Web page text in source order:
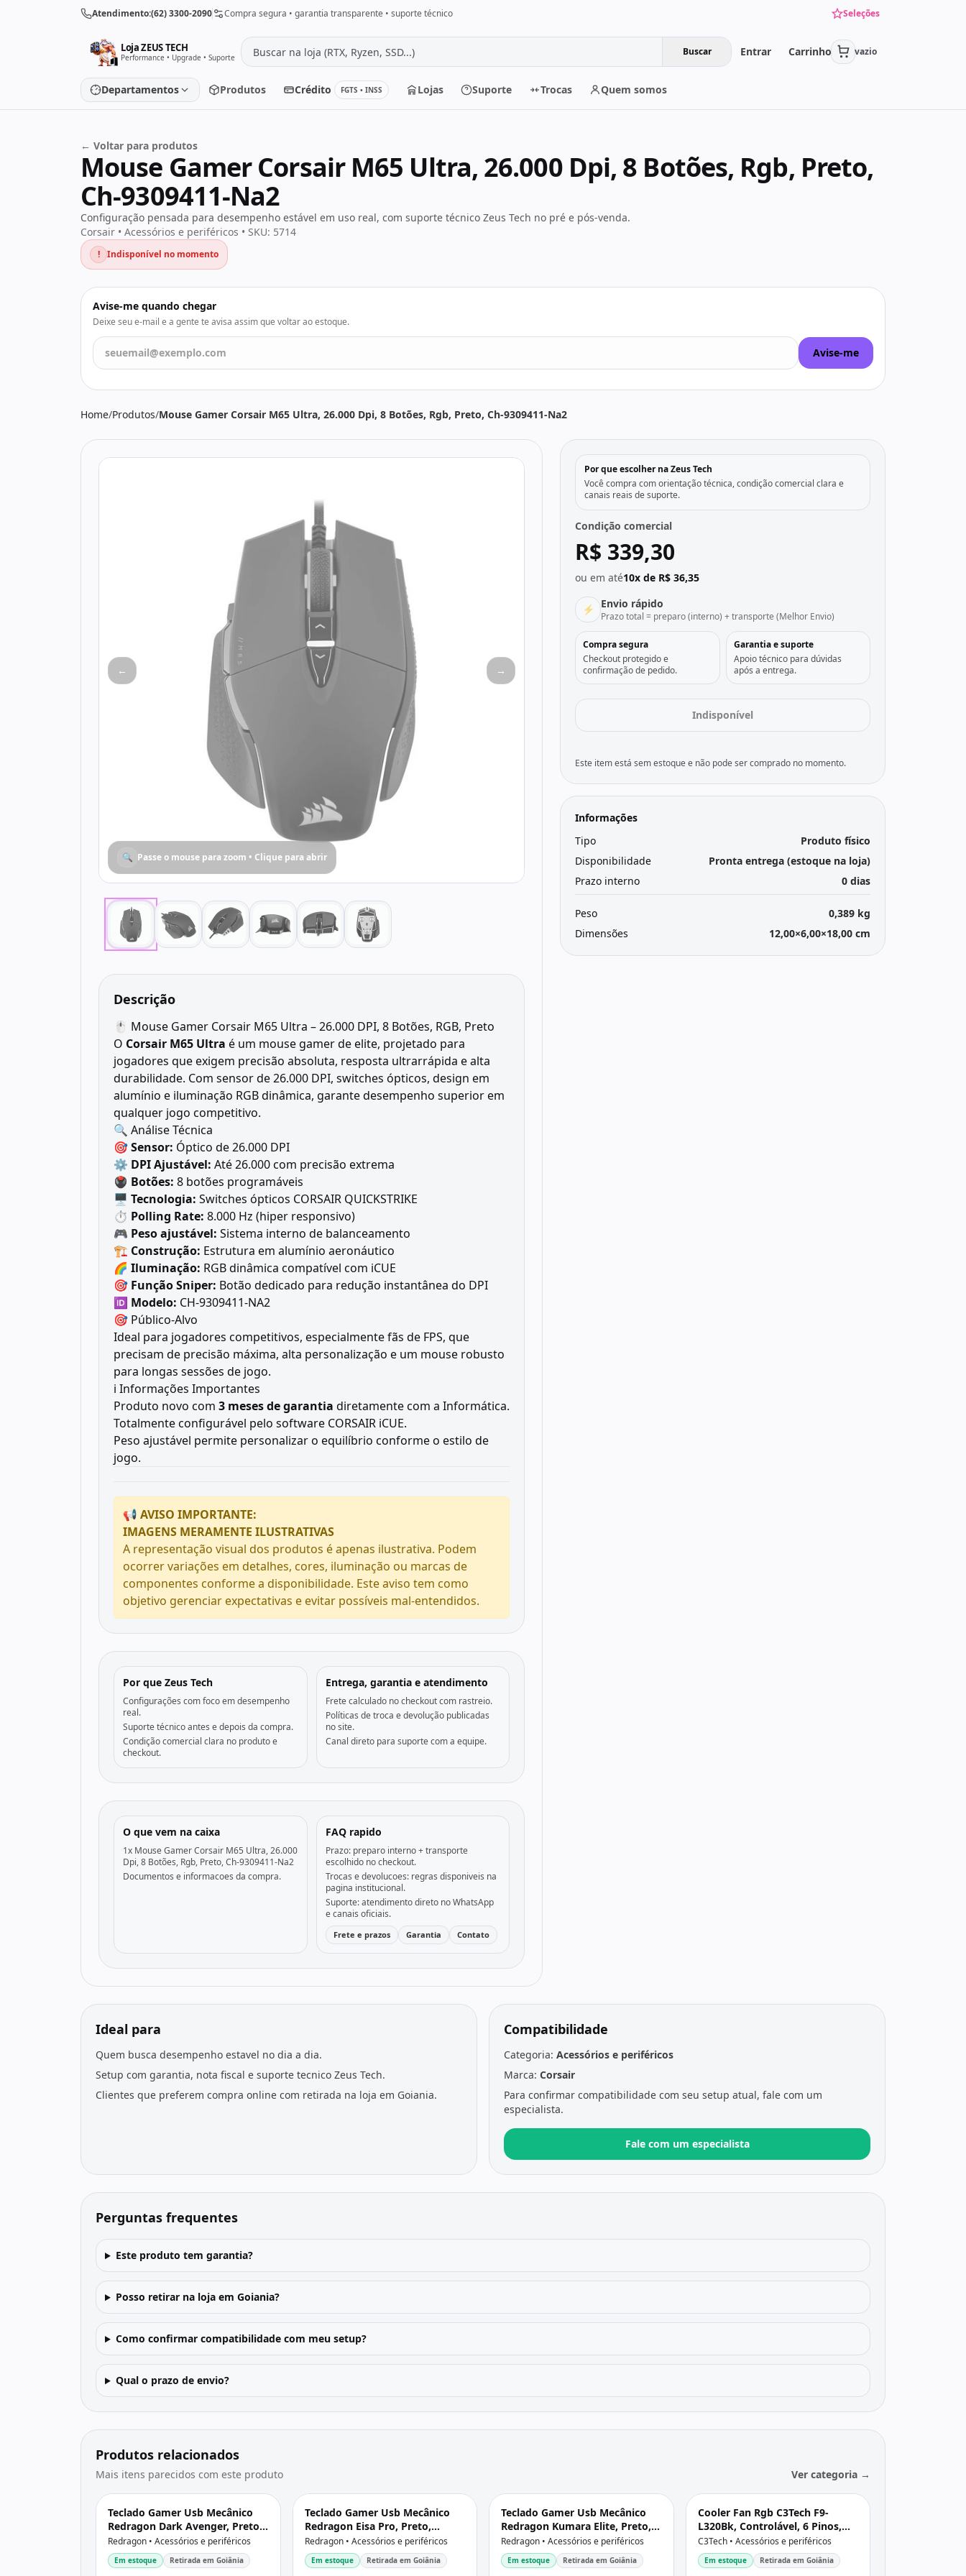
Pular para o conteúdoAtendimento:(62) 3300-2090 Compra segura • garantia transparente • suporte técnico Seleções
Loja ZEUS TECH
Performance • Upgrade • Suporte Buscar Entrar Carrinho vazio
Departamentos
Placa de vídeo
Placa-mãe Memória
SSD/HD Periféricos
PC Gamer
Monitores
Todos os produtos Seleções
Produtos Crédito FGTS • INSS Lojas Suporte Trocas Quem somos
← Voltar para produtos
Mouse Gamer Corsair M65 Ultra, 26.000 Dpi, 8 Botões, Rgb, Preto,
Ch-9309411-Na2
Configuração pensada para desempenho estável em uso real, com suporte técnico Zeus Tech no pré e pós-venda.
Corsair • Acessórios e periféricos • SKU: 5714
! Indisponível no momento
Avise-me quando chegar
Deixe seu e-mail e a gente te avisa assim que voltar ao estoque.
Avise-me
Home/Produtos/Mouse Gamer Corsair M65 Ultra, 26.000 Dpi, 8 Botões, Rgb, Preto, Ch-9309411-Na2
← →
🔍 Passe o mouse para zoom • Clique para abrir
Descrição
🖱️ Mouse Gamer Corsair M65 Ultra – 26.000 DPI, 8 Botões, RGB, Preto
O Corsair M65 Ultra é um mouse gamer de elite, projetado para
jogadores que exigem precisão absoluta, resposta ultrarrápida e alta
durabilidade. Com sensor de 26.000 DPI, switches ópticos, design em
alumínio e iluminação RGB dinâmica, garante desempenho superior em
qualquer jogo competitivo.
🔍 Análise Técnica
🎯Sensor: Óptico de 26.000 DPI
⚙️ DPI Ajustável: Até 26.000 com precisão extrema
🖲️ Botões: 8 botões programáveis
🖥️ Tecnologia: Switches ópticos CORSAIR QUICKSTRIKE
⏱️ Polling Rate: 8.000 Hz (hiper responsivo)
🎮 Peso ajustável: Sistema interno de balanceamento
🏗️ Construção: Estrutura em alumínio aeronáutico
🌈 Iluminação: RGB dinâmica compatível com iCUE
🎯 Função Sniper: Botão dedicado para redução instantânea do DPI
🆔 Modelo: CH-9309411-NA2
🎯 Público-Alvo
Ideal para jogadores competitivos, especialmente fãs de FPS, que
precisam de precisão máxima, alta personalização e um mouse robusto
para longas sessões de jogo.
ℹ️ Informações Importantes
Produto novo com 3 meses de garantia diretamente com a Informática.
Totalmente configurável pelo software CORSAIR iCUE.
Peso ajustável permite personalizar o equilíbrio conforme o estilo de
jogo.
📢 AVISO IMPORTANTE:
IMAGENS MERAMENTE ILUSTRATIVAS
A representação visual dos produtos é apenas ilustrativa. Podem
ocorrer variações em detalhes, cores, iluminação ou marcas de
componentes conforme a disponibilidade. Este aviso tem como
objetivo gerenciar expectativas e evitar possíveis mal-entendidos.
Por que Zeus Tech
Configurações com foco em desempenho
real.
Suporte técnico antes e depois da compra.
Condição comercial clara no produto e
checkout.
Entrega, garantia e atendimento
Frete calculado no checkout com rastreio.
Políticas de troca e devolução publicadas
no site.
Canal direto para suporte com a equipe.
O que vem na caixa
1x Mouse Gamer Corsair M65 Ultra, 26.000
Dpi, 8 Botões, Rgb, Preto, Ch-9309411-Na2
Documentos e informacoes da compra.
FAQ rapido
Prazo: preparo interno + transporte
escolhido no checkout.
Trocas e devolucoes: regras disponiveis na
pagina institucional.
Suporte: atendimento direto no WhatsApp
e canais oficiais.
Frete e prazos Garantia Contato
Por que escolher na Zeus Tech
Você compra com orientação técnica, condição comercial clara e
canais reais de suporte.
Condição comercial
R$ 339,30
ou em até10x de R$ 36,35
⚡ Envio rápido
Prazo total = preparo (interno) + transporte (Melhor Envio)
Compra segura
Checkout protegido e
confirmação de pedido.
Garantia e suporte
Apoio técnico para dúvidas
após a entrega.
Indisponível
Este item está sem estoque e não pode ser comprado no momento.
Informações
Tipo
Produto físico
Disponibilidade
Pronta entrega (estoque na loja)
Prazo interno
0 dias
Peso
0,389 kg
Dimensões
12,00×6,00×18,00 cm
Ideal para
Quem busca desempenho estavel no dia a dia.
Setup com garantia, nota fiscal e suporte tecnico Zeus Tech.
Clientes que preferem compra online com retirada na loja em Goiania.
Compatibilidade
Categoria: Acessórios e periféricos
Marca: Corsair
Para confirmar compatibilidade com seu setup atual, fale com um
especialista.
Fale com um especialista
Perguntas frequentes
Este produto tem garantia?
Posso retirar na loja em Goiania?
Como confirmar compatibilidade com meu setup?
Qual o prazo de envio?
Produtos relacionados
Mais itens parecidos com este produto Ver categoria →
Teclado Gamer Usb Mecânico
Redragon Dark Avenger, Preto,
Switch Outemu Blue, Rgb,
Abnt2, K568Rgb-2 V2 Pt-Blue
Redragon • Acessórios e periféricos
Em estoque Retirada em Goiânia
Teclado Gamer Usb Mecânico
Redragon Eisa Pro, Preto,
Switch Mambo, Rgb, Wi-fi, Bt,
Usb-C, Abnt2, K686-Rgb-Pro
Redragon • Acessórios e periféricos
Em estoque Retirada em Goiânia
Teclado Gamer Usb Mecânico
Redragon Kumara Elite, Preto,
Switch Brown, Rgb, Wi-fi, Bt,
Usb-C, Abnt2, K552-Krs
Redragon • Acessórios e periféricos
Em estoque Retirada em Goiânia
Cooler Fan Rgb C3Tech F9-
L320Bk, Controlável, 6 Pinos,
Led, 120X120X25 Mm, Preto
C3Tech • Acessórios e periféricos
Em estoque Retirada em Goiânia